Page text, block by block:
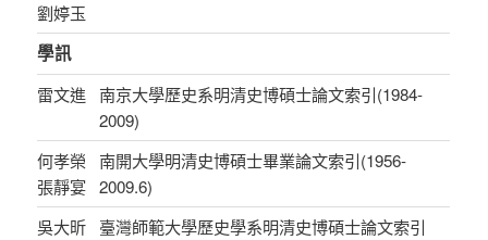
劉婷玉
學訊
雷文進
南京大學歷史系明清史博碩士論文索引(1984-
2009)
何孝榮
張靜宴
南開大學明清史博碩士畢業論文索引(1956-
2009.6)
吳大昕
臺灣師範大學歷史學系明清史博碩士論文索引